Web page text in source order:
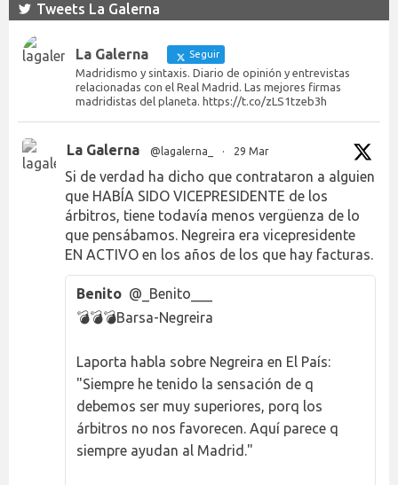
Tweets La Galerna
La Galerna Seguir
Madridismo y sintaxis. Diario de opinión y entrevistas
relacionadas con el Real Madrid. Las mejores firmas
madridistas del planeta. https://t.co/zLS1tzeb3h
La Galerna @lagalerna_ · 29 Mar
Si de verdad ha dicho que contrataron a alguien
que HABÍA SIDO VICEPRESIDENTE de los
árbitros, tiene todavía menos vergüenza de lo
que pensábamos. Negreira era vicepresidente
EN ACTIVO en los años de los que hay facturas.
Benito @_Benito___
💣💣💣Barsa-Negreira
Laporta habla sobre Negreira en El País:
"Siempre he tenido la sensación de q
debemos ser muy superiores, porq los
árbitros no nos favorecen. Aquí parece q
siempre ayudan al Madrid."